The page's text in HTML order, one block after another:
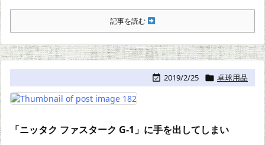
記事を読む
 2019/2/25  卓球用品
「ニッタク ファスターク G-1」に手を出してしまい